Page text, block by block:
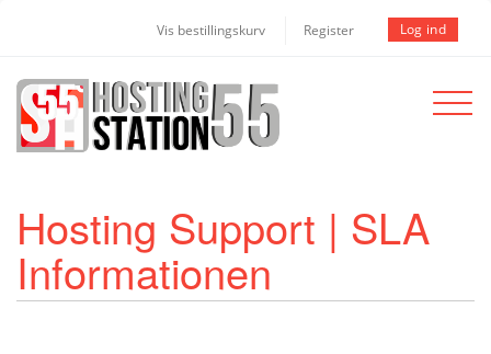
Vis bestillingskurv Register Log ind
Toggle
Hosting Support | SLA
Informationen